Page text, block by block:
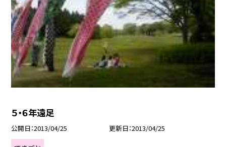
５・６年遠足
公開日 2013/04/25 更新日 2013/04/25